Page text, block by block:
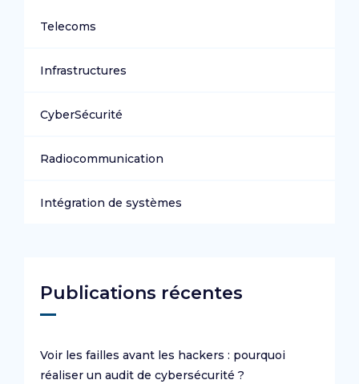
Telecoms
Infrastructures
CyberSécurité
Radiocommunication
Intégration de systèmes
Publications récentes
Voir les failles avant les hackers : pourquoi
réaliser un audit de cybersécurité ?